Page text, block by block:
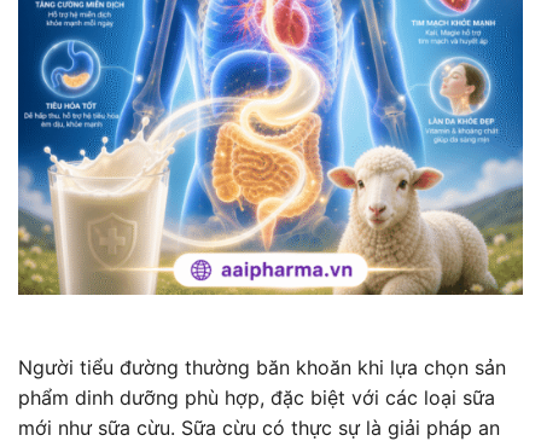
Người tiểu đường thường băn khoăn khi lựa chọn sản
phẩm dinh dưỡng phù hợp, đặc biệt với các loại sữa
mới như sữa cừu. Sữa cừu có thực sự là giải pháp an